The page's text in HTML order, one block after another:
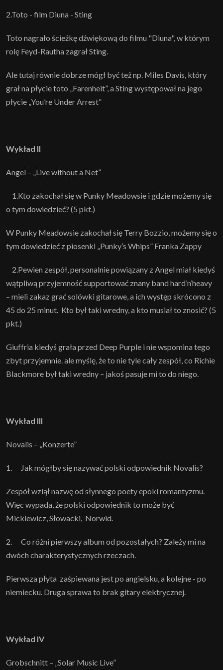
2.Toto - film Diuna - Sting
Toto nagrało ścieżkę dźwiękową do filmu "Diuna", w którym
rolę Feyd-Rautha zagrał Sting.
Ale tutaj równie dobrze mógł być też np. Miles Davis, który
grał na płycie toto „Farenheit”, a Sting występował na jego
płycie „You’re Under Arrest”
Wykład II
Angel – „Live without a Net”
1.Kto zakochał się w Punky Meadowsie i gdzie możemy się
o tym dowiedzieć? (5 pkt.)
W Punky Meadowsie zakochał się Terry Bozzio, możemy się o
tym dowiedzieć z piosenki „Punky’s Whips” Franka Zappy
2.Pewien zespół, personalnie powiązany z Angel miał kiedyś
wątpliwą przyjemność supportować znany band hard’n’heavy
– mieli zakaz grać solówki gitarowe, a ich występ skrócono z
45 do 25 minut. Kto był taki wredny, a kto musiał to znosić? (5
pkt.)
Giuffria kiedyś grała przed Deep Purple i nie wspomina tego
zbyt przyjemnie. ale myślę, że to nie tyle cały zespół, co Richie
Blackmore był taki wredny – jakoś pasuje mi to do niego.
Wykład III
Novalis – „Konzerte”
1. Jak mógłby się nazywać polski odpowiednik Novalis?
Zespół wziął nazwę od słynnego poety epoki romantyzmu.
Więc wypada, że polski odpowiednik to może być
Mickiewicz, Słowacki, Norwid.
2. Co różni pierwszy album od pozostałych? Zależy mi na
dwóch charakterystycznych rzeczach.
Pierwsza płyta zaśpiewana jest po angielsku, a kolejne - po
niemiecku. Druga sprawa to brak gitary elektrycznej.
Wykład IV
Grobschnitt – „Solar Music Live”